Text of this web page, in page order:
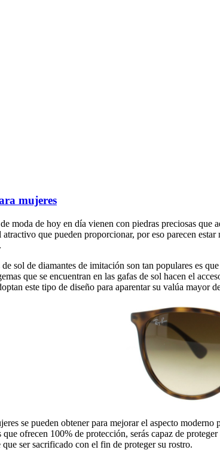
mujeres
moda de hoy en día vienen con piedras preciosas
que pueden proporcionar, por eso parecen
sol de diamantes de imitación son tan populares es
que se encuentran en las gafas de sol hacen el
este tipo de diseño para aparentar su valúa mayor
se pueden obtener para mejorar el aspecto
ofrecen 100% de protección, serás capaz de
ser sacrificado con el fin de proteger su rostro.